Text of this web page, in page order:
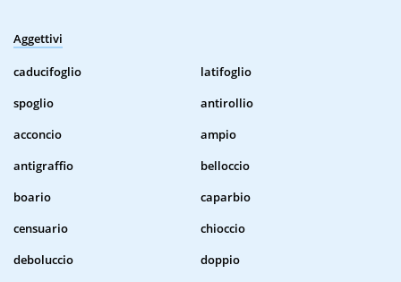
Aggettivi
caducifoglio
latifoglio
spoglio
antirollio
acconcio
ampio
antigraffio
belloccio
boario
caparbio
censuario
chioccio
deboluccio
doppio